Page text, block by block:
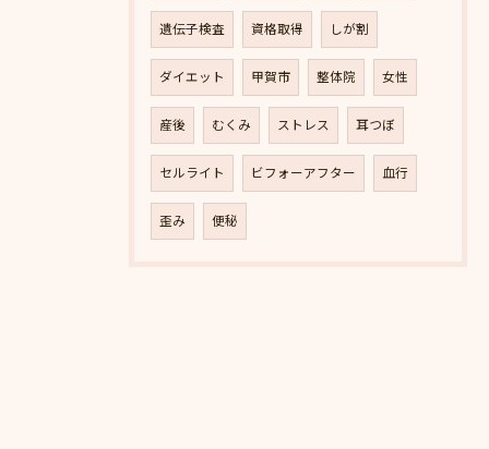
遺伝子検査 資格取得 しが割
ダイエット 甲賀市 整体院 女性
産後 むくみ ストレス 耳つぼ
セルライト ビフォーアフター 血行
歪み 便秘